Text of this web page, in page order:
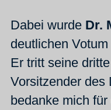
Dabei wurde Dr.
deutlichen
Er tritt seine
Vorsitzender des
bedanke mich